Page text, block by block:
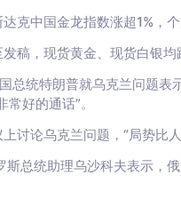
克中国金龙指数涨超1%，
稿，现货黄金、现货白银均
总统特朗普就乌克兰问题表
好的通话”。
讨论乌克兰问题，“局势比人
总统助理乌沙科夫表示，